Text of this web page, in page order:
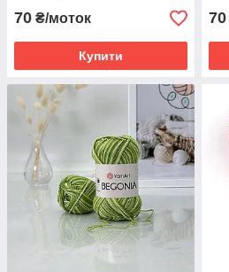
70 ₴/моток
Купити
70